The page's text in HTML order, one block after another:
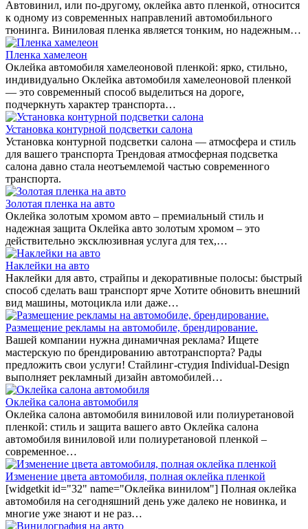
Автовинил, или по-другому, оклейка авто пленкой, относится
к одному из современных направлений автомобильного
тюнинга. Виниловая пленка является тонким, но надежным…
Пленка хамелеон
Оклейка автомобиля хамелеоновой пленкой: ярко, стильно,
индивидуально Оклейка автомобиля хамелеоновой пленкой
— это современный способ выделиться на дороге,
подчеркнуть характер транспорта…
Установка контурной подсветки салона
Установка контурной подсветки салона — атмосфера и стиль
для вашего транспорта Трендовая атмосферная подсветка
салона давно стала неотъемлемой частью современного
транспорта.
Золотая пленка на авто
Оклейка золотым хромом авто – премиальный стиль и
надежная защита Оклейка авто золотым хромом – это
действительно эксклюзивная услуга для тех,…
Наклейки на авто
Наклейки для авто, страйпы и декоративные полосы: быстрый
способ сделать ваш транспорт ярче Хотите обновить внешний
вид машины, мотоцикла или даже…
Размещение рекламы на автомобиле, брендирование.
Вашей компании нужна динамичная реклама? Ищете
мастерскую по брендированию автотранспорта? Рады
предложить свои услуги! Стайлинг-студия Individual-Design
выполняет рекламный дизайн автомобилей…
Оклейка салона автомобиля
Оклейка салона автомобиля виниловой или полиуретановой
пленкой: стиль и защита вашего авто Оклейка салона
автомобиля виниловой или полиуретановой пленкой –
современное…
Изменение цвета автомобиля, полная оклейка пленкой
[widgetkit id="32" name="Оклейка винилом"] Полная оклейка
автомобиля на сегодняшний день уже далеко не новинка, и
многие уже знают и не раз…